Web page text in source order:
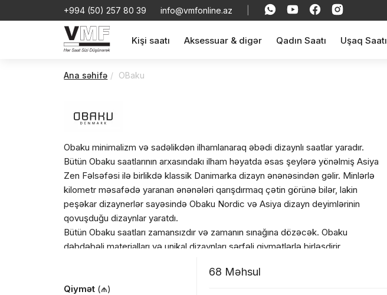
+994 (50) 257 80 39 info@vmfonline.az
Kişi saatı Aksessuar & digər Qadın Saatı Uşaq Saatı
Ana səhifə OBaku
Obaku minimalizm və sadəlikdən ilhamlanaraq əbədi dizaynlı saatlar yaradır.
Bütün Obaku saatlarının arxasındakı ilham həyatda əsas şeylərə yönəlmiş Asiya
Zen Fəlsəfəsi ilə birlikdə klassik Danimarka dizayn ənənəsindən gəlir. Minlərlə
kilometr məsafədə yaranan ənənələri qarışdırmaq çətin görünə bilər, lakin
peşəkar dizaynerlər sayəsində Obaku Nordic və Asiya dizayn deyimlərinin
qovuşduğu dizaynlar yaratdı.
Bütün Obaku saatları zamansızdır və zamanın sınağına dözəcək. Obaku
dəbdəbəli materialları və unikal dizaynları sərfəli qiymətlərlə birləşdirir.
Qiymət (₼)
68 Məhsul